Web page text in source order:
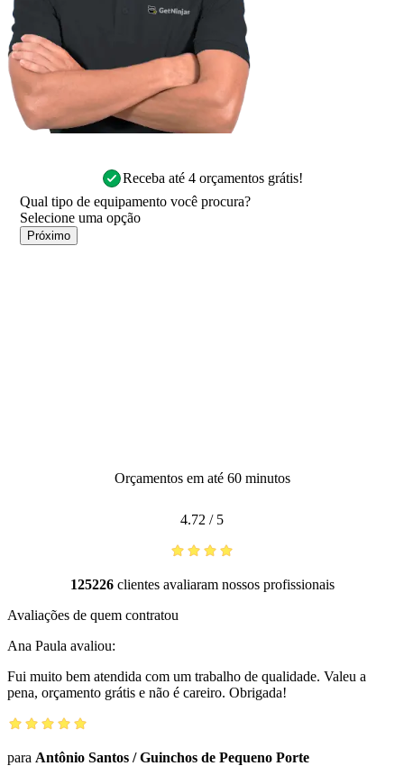
Receba até 4 orçamentos grátis!
Qual tipo de equipamento você procura?
Próximo
Orçamentos em até 60 minutos
4.72 / 5
125226clientes avaliaram nossos profissionais
Avaliações de quem contratou
Ana Paula avaliou:
Fui muito bem atendida com um trabalho de qualidade. Valeu a
pena, orçamento grátis e não é careiro. Obrigada!
para Antônio Santos /Guinchos de Pequeno Porte